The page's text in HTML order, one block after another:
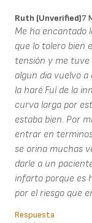
Ruth (unverified)7
Me ha encantado
que lo tolero bien
tensión y me tuve
algun dia vuelvo
la haré.Fuí de la
curva larga por
estaba bien. Por
entrar en
se orina muchas
darle a un
infarto porque es
por el riesgo que
Respuesta